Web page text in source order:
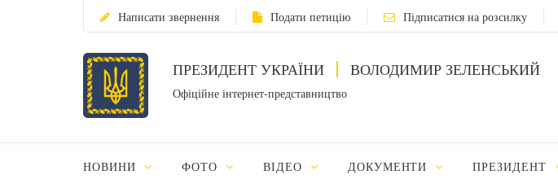
Написати звернення Подати петицію Підписатися на розсилку
ПРЕЗИДЕНТ УКРАЇНИ ВОЛОДИМИР ЗЕЛЕНСЬКИЙ
Офіційне інтернет-представництво
НОВИНИ ФОТО ВІДЕО ДОКУМЕНТИ ПРЕЗИДЕНТ